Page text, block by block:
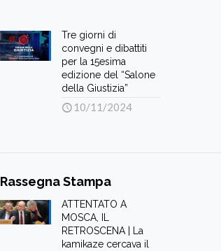
Tre giorni di
convegni e dibattiti
per la 15esima
edizione del “Salone
della Giustizia”
10/11/2024
Rassegna Stampa
ATTENTATO A
MOSCA, IL
RETROSCENA | La
kamikaze cercava il